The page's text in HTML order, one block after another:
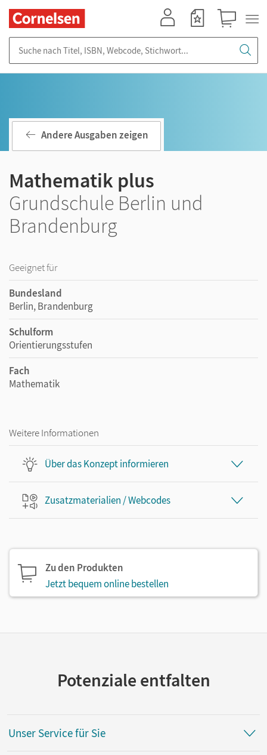
Andere Ausgaben zeigen
Mathematik plus
Grundschule Berlin und
Brandenburg
Geeignet für
Bundesland
Berlin, Brandenburg
Schulform
Orientierungsstufen
Fach
Mathematik
Weitere Informationen
Über das Konzept informieren
Zusatzmaterialien / Webcodes
Zu den Produkten
Jetzt bequem online bestellen
Potenziale entfalten
Unser Service für Sie